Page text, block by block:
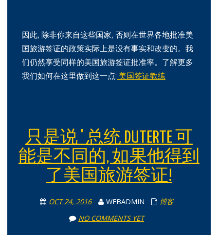
因此, 除非你来自这些国家, 否则在世界各地批准美
国旅游签证的政策实际上是没有事实和改变的。我
们仍然享受同样的美国旅游签证批准率。了解更多
我们如何在这里做到这一点: 美国签证教练
只是说 ' 总统 DUTERTE 可
能是不同的, 如果他得到
了美国旅游签证!
OCT 24, 2016 WEBADMIN
博客
NO COMMENTS YET